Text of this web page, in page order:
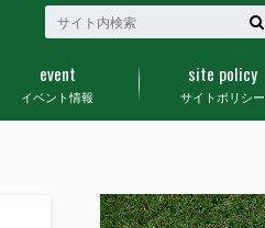
イベント情報
event
サイトポリシー
site policy